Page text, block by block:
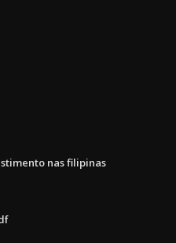
nas filipinas